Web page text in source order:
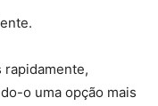
rapidamente,
o uma opção mais